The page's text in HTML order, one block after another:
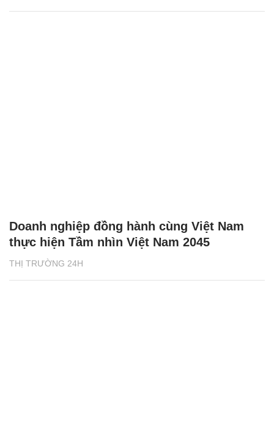
THỊ TRƯỜNG 24H
Doanh nghiệp đồng hành cùng Việt Nam
thực hiện Tầm nhìn Việt Nam 2045